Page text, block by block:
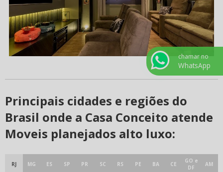
Principais cidades e regiões do
Brasil onde a Casa Conceito atende
Moveis planejados alto luxo:
RJ MG ES SP PR SC RS PE BA CE
GO e
DF
AM
chamar no
WhatsApp